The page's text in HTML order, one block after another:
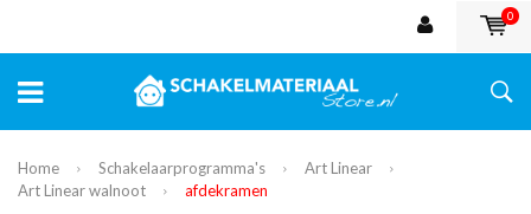
0
Home Schakelaarprogramma's
Art Linear
Art Linear walnoot
afdekramen